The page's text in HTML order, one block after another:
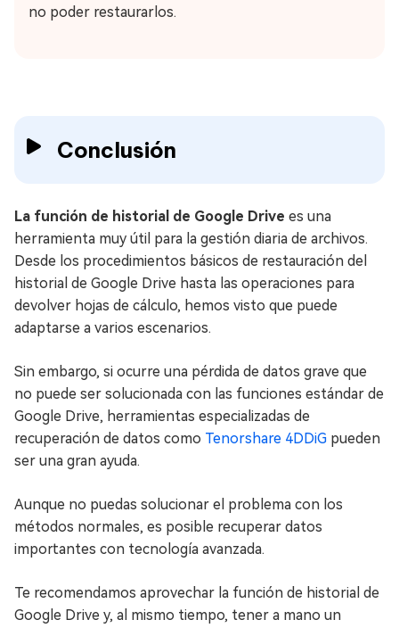
no poder restaurarlos.
Conclusión
La función de historial de Google Drive es una
herramienta muy útil para la gestión diaria de archivos.
Desde los procedimientos básicos de restauración del
historial de Google Drive hasta las operaciones para
devolver hojas de cálculo, hemos visto que puede
adaptarse a varios escenarios.
Sin embargo, si ocurre una pérdida de datos grave que
no puede ser solucionada con las funciones estándar de
Google Drive, herramientas especializadas de
recuperación de datos como Tenorshare 4DDiG pueden
ser una gran ayuda.
Aunque no puedas solucionar el problema con los
métodos normales, es posible recuperar datos
importantes con tecnología avanzada.
Te recomendamos aprovechar la función de historial de
Google Drive y, al mismo tiempo, tener a mano un